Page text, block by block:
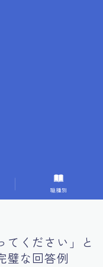
職種別
てください」と
璧な回答例